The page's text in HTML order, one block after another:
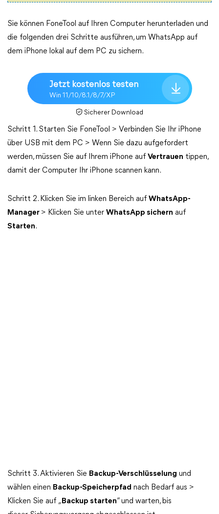
Sie können FoneTool auf Ihren Computer herunterladen und
die folgenden drei Schritte ausführen, um WhatsApp auf
dem iPhone lokal auf dem PC zu sichern.
Jetzt kostenlos testen
Win 11/10/8.1/8/7/XP
Sicherer Download
Schritt 1. Starten Sie FoneTool > Verbinden Sie Ihr iPhone
über USB mit dem PC > Wenn Sie dazu aufgefordert
werden, müssen Sie auf Ihrem iPhone auf Vertrauen tippen,
damit der Computer Ihr iPhone scannen kann.
Schritt 2. Klicken Sie im linken Bereich auf WhatsApp-
Manager > Klicken Sie unter WhatsApp sichern auf
Starten.
Schritt 3. Aktivieren Sie Backup-Verschlüsselung und
wählen einen Backup-Speicherpfad nach Bedarf aus >
Klicken Sie auf „ Backup starten“ und warten, bis